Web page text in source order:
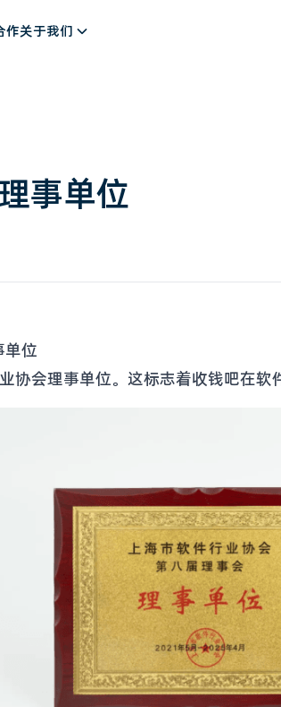
决方案
作关于我们
事单位
单位
协会理事单位。这标志着收钱吧在软